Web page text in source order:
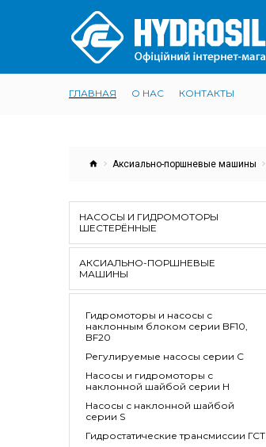
ГЛАВНАЯ О НАС КОНТАКТЫ
Аксиально-поршневые машины
НАСОСЫ И ГИДРОМОТОРЫ
ШЕСТЕРЁННЫЕ
АКСИАЛЬНО-ПОРШНЕВЫЕ
МАШИНЫ
Гидромоторы и насосы с
наклонным блоком серии BF10,
BF20
Регулируемые насосы серии C
Насосы и гидромоторы с
наклонной шайбой серии H
Насосы с наклонной шайбой
серии S
Гидростатические трансмиссии ГСТ